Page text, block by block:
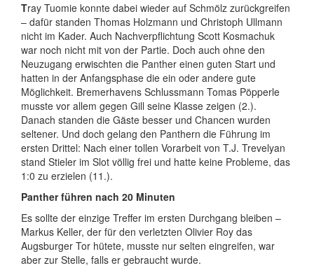
Tray Tuomie konnte dabei wieder auf Schmölz zurückgreifen
– dafür standen Thomas Holzmann und Christoph Ullmann
nicht im Kader. Auch Nachverpflichtung Scott Kosmachuk
war noch nicht mit von der Partie. Doch auch ohne den
Neuzugang erwischten die Panther einen guten Start und
hatten in der Anfangsphase die ein oder andere gute
Möglichkeit. Bremerhavens Schlussmann Tomas Pöpperle
musste vor allem gegen Gill seine Klasse zeigen (2.).
Danach standen die Gäste besser und Chancen wurden
seltener. Und doch gelang den Panthern die Führung im
ersten Drittel: Nach einer tollen Vorarbeit von T.J. Trevelyan
stand Stieler im Slot völlig frei und hatte keine Probleme, das
1:0 zu erzielen (11.).
Panther führen nach 20 Minuten
Es sollte der einzige Treffer im ersten Durchgang bleiben –
Markus Keller, der für den verletzten Olivier Roy das
Augsburger Tor hütete, musste nur selten eingreifen, war
aber zur Stelle, falls er gebraucht wurde.